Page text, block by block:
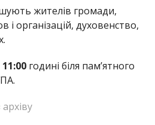
жителів громади,
і організацій, духовенство,
годині біля пам’ятного